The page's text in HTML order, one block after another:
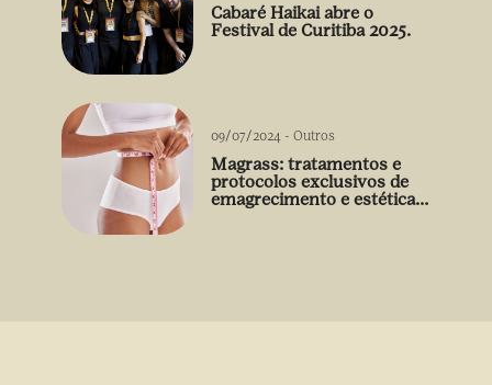
Cabaré Haikai abre o
Festival de Curitiba 2025.
09/07/2024 - Outros
Magrass: tratamentos e
protocolos exclusivos de
emagrecimento e estética